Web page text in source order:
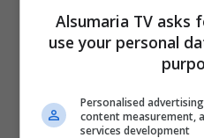
من دوري النخبة
Alsumaria TV asks
use your personal
Personalised
content measurement,
services development